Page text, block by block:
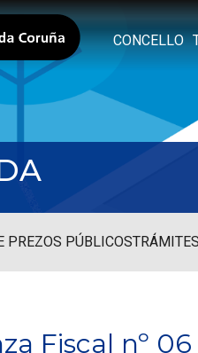
CONCELLO
PREZOS PÚBLICOS
Fiscal nº